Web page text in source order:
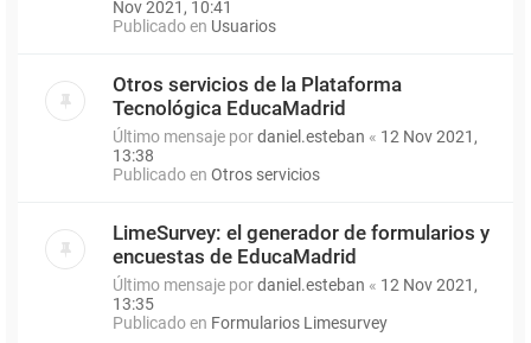
Nov 2021, 10:41
Publicado en Usuarios
Otros servicios de la Plataforma
Tecnológica EducaMadrid
Último mensaje pordaniel.esteban « 12 Nov 2021,
13:38
Publicado en Otros servicios
LimeSurvey: el generador de formularios y
encuestas de EducaMadrid
Último mensaje pordaniel.esteban « 12 Nov 2021,
13:35
Publicado en Formularios Limesurvey